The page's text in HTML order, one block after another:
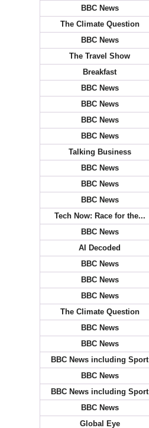
BBC News
The Climate Question
BBC News
The Travel Show
Breakfast
BBC News
BBC News
BBC News
BBC News
Talking Business
BBC News
BBC News
BBC News
Tech Now: Race for the...
BBC News
AI Decoded
BBC News
BBC News
BBC News
The Climate Question
BBC News
BBC News
BBC News including Sport
BBC News
BBC News including Sport
BBC News
Global Eye